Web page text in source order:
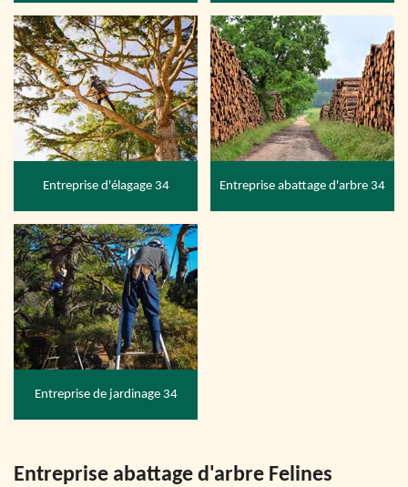
Entreprise d'élagage 34 Entreprise abattage d'arbre 34
Entreprise de jardinage 34
Entreprise abattage d'arbre Felines